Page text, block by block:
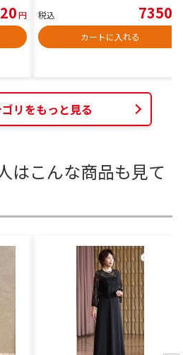
円
税込 7350
カートに入れる
リをもっと見る
はこんな商品も見て